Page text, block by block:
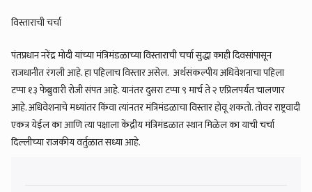
विस्ताराची चर्चा
पंतप्रधान नरेंद्र मोदी यांच्या मंत्रिमंडळाच्या विस्ताराची चर्चा सुद्धा काही दिवसांपासून
राजधानीत रंगली आहे. हा पहिलाच विस्तार असेल. अर्थसंकल्पीय अधिवेशनाचा पहिला
टप्पा १३ फेब्रुवारी रोजी संपत आहे. यानंतर दुसरा टप्पा ९ मार्च ते २ एप्रिलपर्यंत चालणार
आहे. अधिवेशनाचे मध्यांतर किंवा त्यांनतर मंत्रिमंडळाचा विस्तार होवू शकतो. तोवर राष्ट्रवादी
एकत्र येईल का आणि त्या पक्षाला केंद्रीय मंत्रिमंडळात स्थान मिळेल का याची चर्चा
दिल्लीच्या राजकीय वर्तुळात सध्या आहे.